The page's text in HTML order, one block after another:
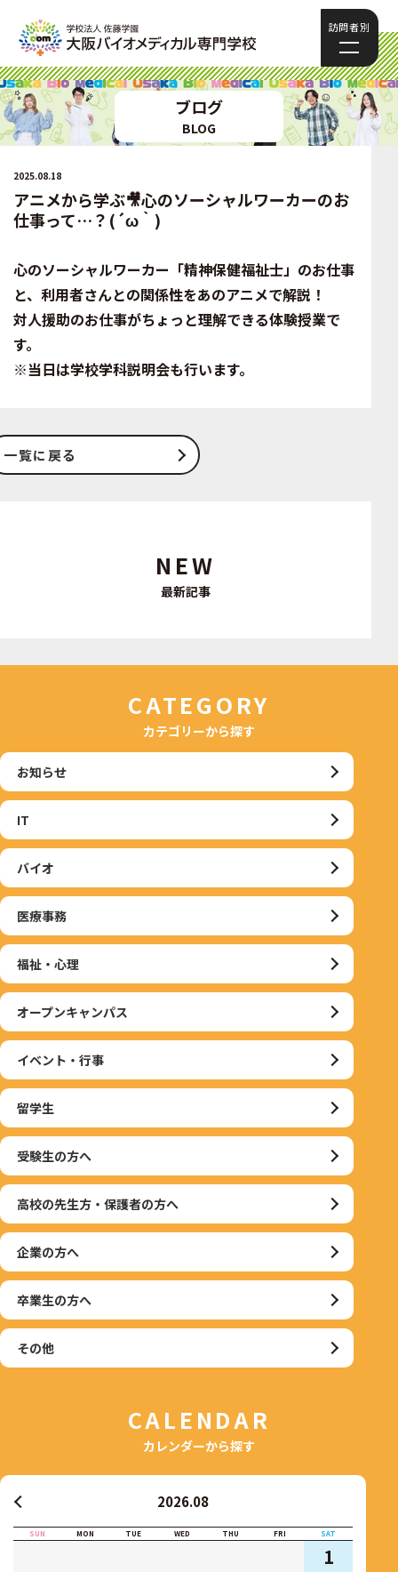
訪問者別
ブログ
BLOG
NEW
最新記事
2025.08.18
アニメから学ぶ🎥心のソーシャルワーカーのお
仕事って…？(´ω｀)
心のソーシャルワーカー「精神保健福祉士」のお仕事
と、利用者さんとの関係性をあのアニメで解説！
対人援助のお仕事がちょっと理解できる体験授業で
す。
※当日は学校学科説明会も行います。
一覧に戻る
CATEGORY
カテゴリーから探す
お知らせ
IT
バイオ
医療事務
福祉・心理
オープンキャンパス
イベント・行事
留学生
受験生の方へ
高校の先生方・保護者の方へ
企業の方へ
卒業生の方へ
その他
CALENDAR
カレンダーから探す
2026.08
SUN MON TUE WED THU FRI SAT
1